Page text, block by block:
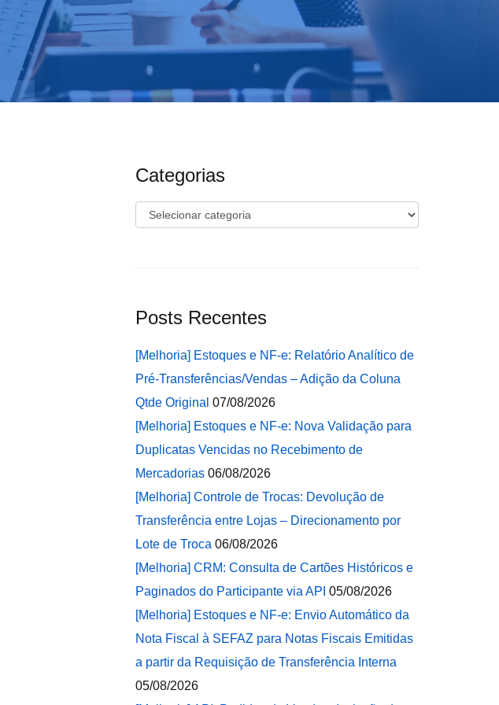
Categorias
Categorias
Posts Recentes
[Melhoria] Estoques e NF-e: Relatório Analítico de
Pré-Transferências/Vendas – Adição da Coluna
Qtde Original 07/08/2026
[Melhoria] Estoques e NF-e: Nova Validação para
Duplicatas Vencidas no Recebimento de
Mercadorias 06/08/2026
[Melhoria] Controle de Trocas: Devolução de
Transferência entre Lojas – Direcionamento por
Lote de Troca 06/08/2026
[Melhoria] CRM: Consulta de Cartões Históricos e
Paginados do Participante via API 05/08/2026
[Melhoria] Estoques e NF-e: Envio Automático da
Nota Fiscal à SEFAZ para Notas Fiscais Emitidas
a partir da Requisição de Transferência Interna
05/08/2026